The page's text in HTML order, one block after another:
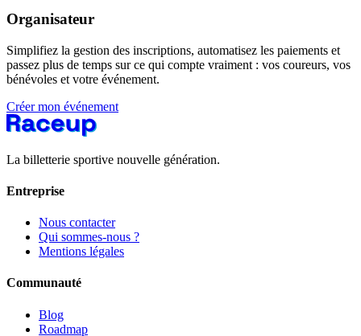
Organisateur
Simplifiez la gestion des inscriptions, automatisez les paiements et
passez plus de temps sur ce qui compte vraiment : vos coureurs, vos
bénévoles et votre événement.
Créer mon événement
La billetterie sportive nouvelle génération.
Entreprise
Nous contacter
Qui sommes-nous ?
Mentions légales
Communauté
Blog
Roadmap